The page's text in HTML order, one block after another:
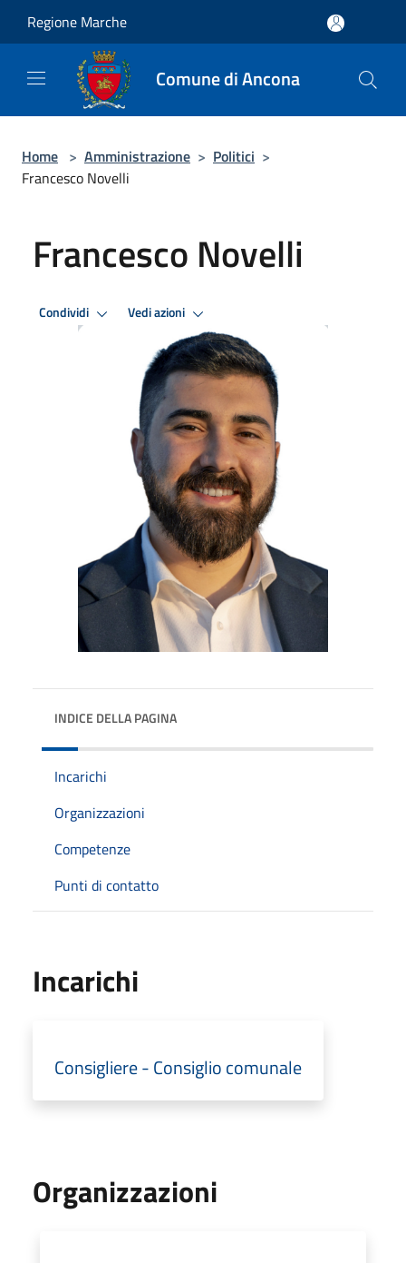
Regione Marche
Comune di Ancona
Home > Amministrazione > Politici >
Francesco Novelli
Francesco Novelli
Condividi Vedi azioni
INDICE DELLA PAGINA
Incarichi
Organizzazioni
Competenze
Punti di contatto
Incarichi
Consigliere - Consiglio comunale
Organizzazioni